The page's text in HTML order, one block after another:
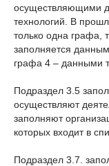
осуществляющими
технологий. В
только одна графа,
заполняется
графа 4 – данными
Подраздел 3.5
осуществляют
заполняют
которых входит в
Подраздел 3.7.